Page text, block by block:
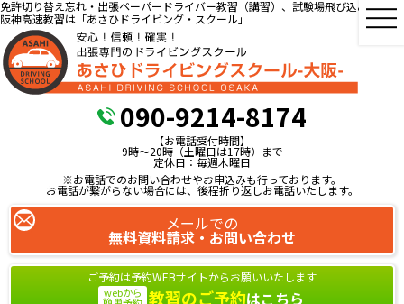
免許切り替え忘れ・出張ペーパードライバー教習（講習）、試験場飛び込み教習、
阪神高速教習は「あさひドライビング・スクール」
090-9214-8174
【お電話受付時間】
9時～20時（土曜日は17時）まで
定休日：毎週木曜日
※お電話でのお問い合わせやお申込みも行っております。
お電話が繋がらない場合には、後程折り返しお電話いたします。
メールでの
無料資料請求・お問い合わせ
ご予約は予約WEBサイトからお願いいたします
webから 教習のご予約はこちら